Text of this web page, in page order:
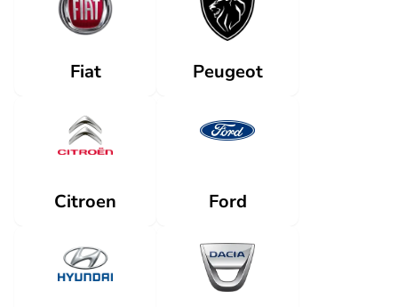
Fiat Peugeot
Citroen Ford